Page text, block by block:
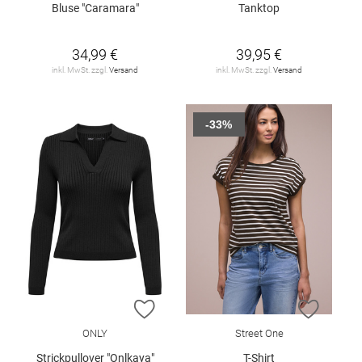
Bluse "Caramara"
34,99 €
inkl. MwSt. zzgl. Versand
Tanktop
39,95 €
inkl. MwSt. zzgl. Versand
ZUR WUNSCHLISTE HINZUFÜGEN
ONLY
Strickpullover "Onlkaya"
ZUR
Street One
T-Shirt
-33%